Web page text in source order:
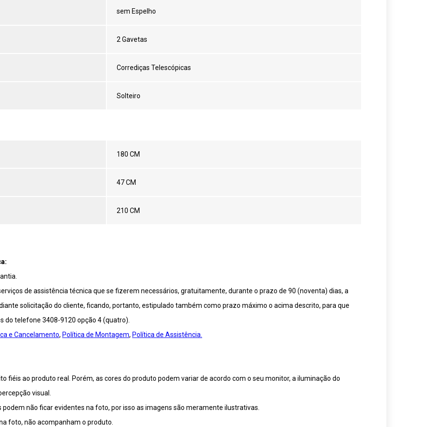
sem Espelho
2 Gavetas
Corrediças Telescópicas
Solteiro
180 CM
47 CM
210 CM
de assistência técnica que se fizerem necessários, gratuitamente, durante o prazo de 90 (noventa) dias, a
solicitação do cliente, ficando, portanto, estipulado também como prazo máximo o acima descrito, para que
do telefone 3408-9120 opção 4 (quatro).
e Cancelamento, Política de Montagem, Política de Assistência.
fiéis ao produto real. Porém, as cores do produto podem variar de acordo com o seu monitor, a iluminação do
visual.
não ficar evidentes na foto, por isso as imagens são meramente ilustrativas.
foto, não acompanham o produto.